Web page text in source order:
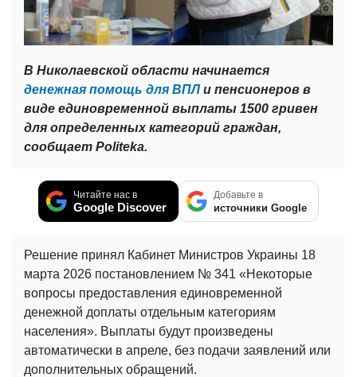
В Николаевской области начинается
денежная помощь для ВПЛи пенсионеров в
виде единовременной выплаты 1500 гривен
для определенных категорий граждан,
сообщает Politeka.
Читайте нас в
Google Discover
Добавьте в
источники Google
Решение принял Кабинет Министров Украины 18
марта 2026 постановлением № 341 «Некоторые
вопросы предоставления единовременной
денежной доплаты отдельным категориям
населения». Выплаты будут произведены
автоматически в апреле, без подачи заявлений или
дополнительных обращений.